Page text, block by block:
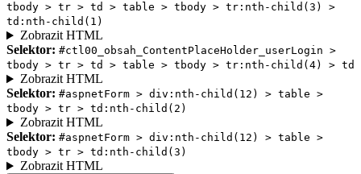
tbody > tr > td > table > tbody > tr:nth-child(3) >
td:nth-child(1)
Zobrazit HTML
Selektor: #ctl00_obsah_ContentPlaceHolder_userLogin >
tbody > tr > td > table > tbody > tr:nth-child(4) > td
Zobrazit HTML
Selektor: #aspnetForm > div:nth-child(12) > table >
tbody > tr > td:nth-child(2)
Zobrazit HTML
Selektor: #aspnetForm > div:nth-child(12) > table >
tbody > tr > td:nth-child(3)
Zobrazit HTML